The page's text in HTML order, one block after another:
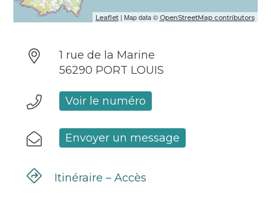
Leaflet| Map data © OpenStreetMap contributors
1 rue de la Marine
56290 PORT LOUIS
Voir le numéro
Envoyer un message
Itinéraire – Accès